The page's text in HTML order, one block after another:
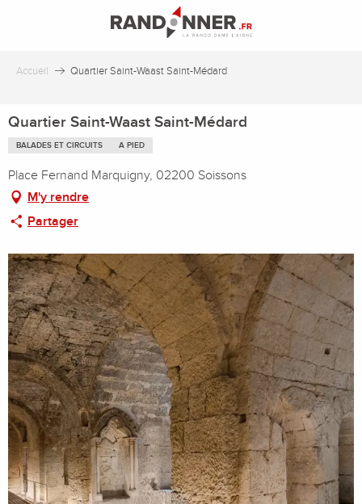
principal
Accueil Quartier Saint-Waast Saint-Médard
Quartier Saint-Waast Saint-Médard
BALADES ET CIRCUITS A PIED
Place Fernand Marquigny, 02200 Soissons
M'y rendre
Partager